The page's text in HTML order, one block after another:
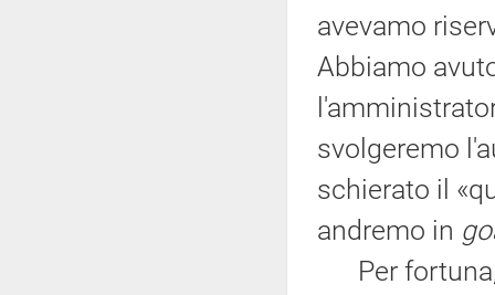
avevamo
Abbiamo
svolgeremo
schierato il
andremo in
Per fortuna,